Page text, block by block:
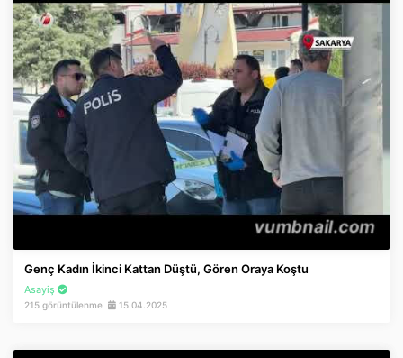
App Store
Genç Kadın İkinci Kattan Düştü, Gören Oraya Koştu
Asayiş
215 görüntülenme 15.04.2025